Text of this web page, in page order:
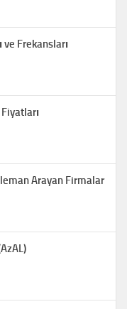
ve Frekansları
Arayan Firmalar